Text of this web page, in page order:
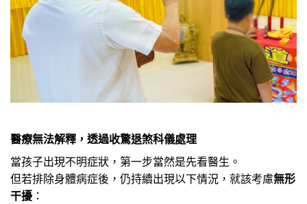
醫療無法解釋，透過收驚退煞科儀處理
當孩子出現不明症狀，第一步當然是先看醫生。
但若排除身體病症後，仍持續出現以下情況，就該考慮無形
干擾 ：